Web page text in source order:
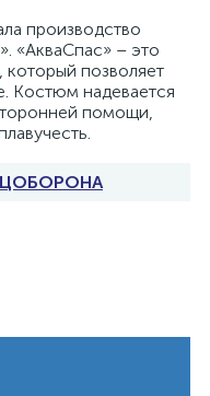
производство
«АкваСпас» – это
позволяет
Костюм надевается
помощи,